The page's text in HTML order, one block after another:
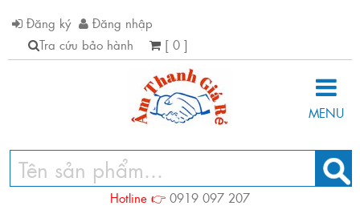
Đăng ký
Đăng nhập
Tra cứu bảo hành
[ 0 ]
MENU
Hotline 👉 0919 097 207